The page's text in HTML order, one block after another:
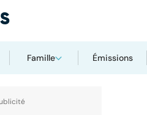
Famille Émissions